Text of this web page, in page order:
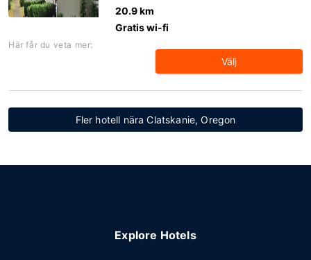
20.9 km
Gratis wi-fi
Här får du veta mer:
Välj
Fler hotell nära Clatskanie, Oregon
Explore Hotels